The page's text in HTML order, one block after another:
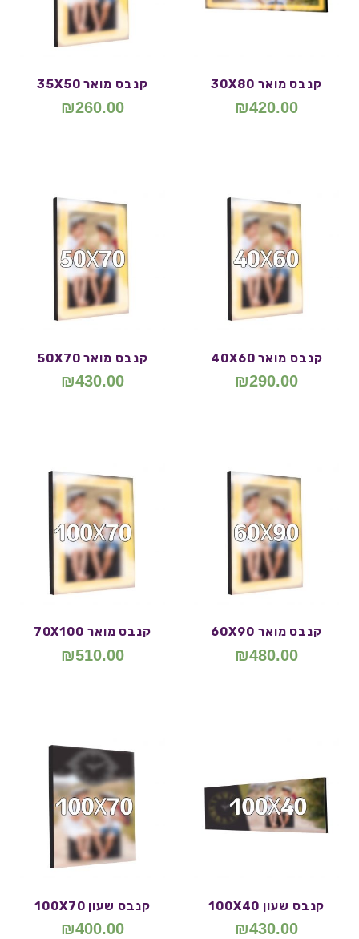
קנבס מואר 30X80
₪420.00
קנבס מואר 35X50
₪260.00
קנבס מואר 40X60
₪290.00
קנבס מואר 50X70
₪430.00
קנבס מואר 60X90
₪480.00
קנבס מואר 70X100
₪510.00
קנבס שעון 100X40
₪430.00
קנבס שעון 100X70
₪400.00